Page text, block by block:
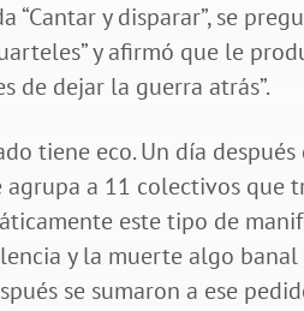
y disparar”, se
y afirmó que le
de dejar la guerra atrás”.
tiene eco. Un día
a 11 colectivos que
este tipo de
y la muerte algo banal
se sumaron a ese